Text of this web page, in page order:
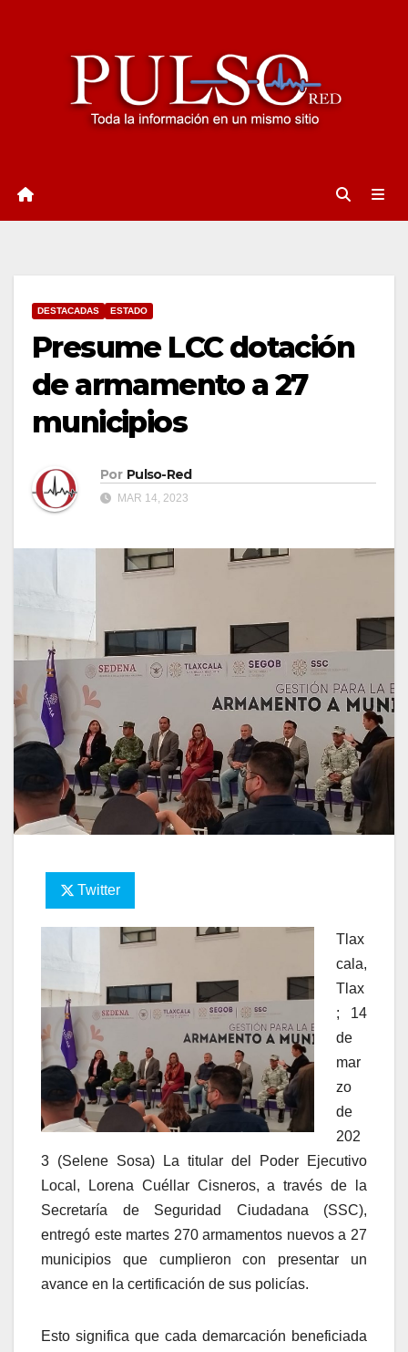
DESTACADAS ESTADO
Presume LCC dotación
de armamento a 27
municipios
Por Pulso-Red
MAR 14, 2023
Twitter
Tlax
cala,
Tlax
; 14
de
mar
zo
de
202
3 (Selene Sosa) La titular del Poder Ejecutivo
Local, Lorena Cuéllar Cisneros, a través de la
Secretaría de Seguridad Ciudadana (SSC),
entregó este martes 270 armamentos nuevos a 27
municipios que cumplieron con presentar un
avance en la certificación de sus policías.
Esto significa que cada demarcación beneficiada